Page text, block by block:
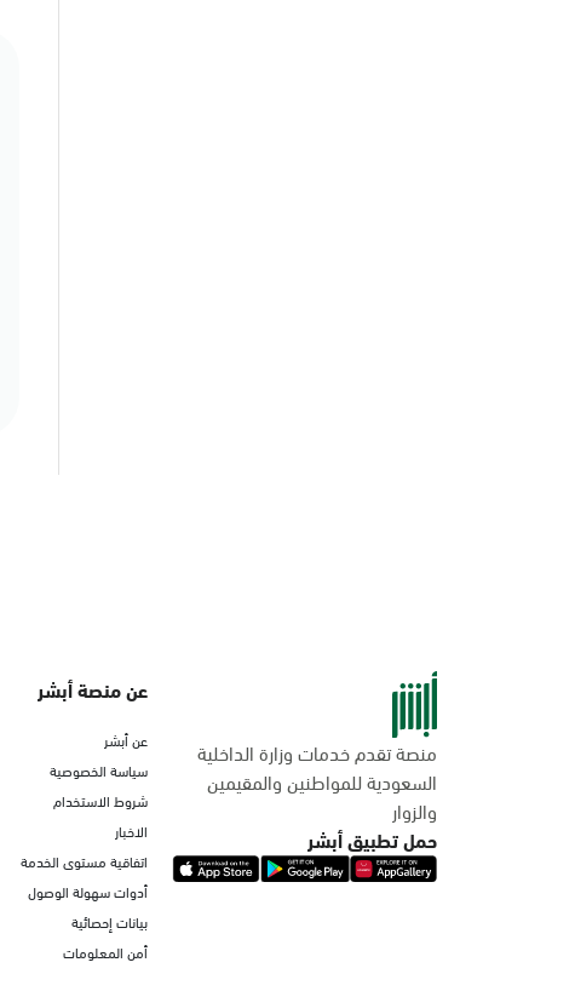
منصة تقدم خدمات وزارة الداخلية
السعودية للمواطنين والمقيمين
والزوار
حمل تطبيق أبشر
عن منصة أبشر
عن أبشر
سياسة الخصوصية
شروط الاستخدام
الاخبار
اتفاقية مستوى الخدمة
أدوات سهولة الوصول
بيانات إحصائية
أمن المعلومات